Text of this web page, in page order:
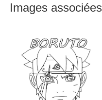
Images